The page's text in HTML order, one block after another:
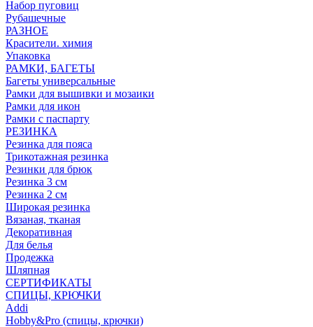
Набор пуговиц
Рубашечные
РАЗНОЕ
Красители. химия
Упаковка
РАМКИ, БАГЕТЫ
Багеты универсальные
Рамки для вышивки и мозаики
Рамки для икон
Рамки с паспарту
РЕЗИНКА
Резинка для пояса
Трикотажная резинка
Резинки для брюк
Резинка 3 см
Резинка 2 см
Широкая резинка
Вязаная, тканая
Декоративная
Для белья
Продежка
Шляпная
СЕРТИФИКАТЫ
СПИЦЫ, КРЮЧКИ
Addi
Hobby&Pro (спицы, крючки)